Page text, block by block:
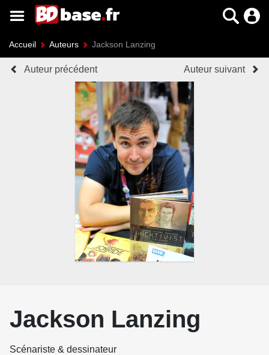
Accueil Auteurs Jackson Lanzing
Auteur précédent Auteur suivant
Jackson Lanzing
Scénariste & dessinateur